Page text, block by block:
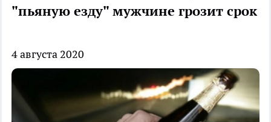
"пьяную езду" мужчине грозит срок
4 августа 2020